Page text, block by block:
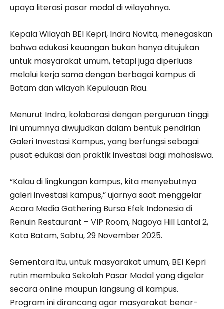
upaya literasi pasar modal di wilayahnya.
Kepala Wilayah BEI Kepri, Indra Novita, menegaskan
bahwa edukasi keuangan bukan hanya ditujukan
untuk masyarakat umum, tetapi juga diperluas
melalui kerja sama dengan berbagai kampus di
Batam dan wilayah Kepulauan Riau.
Menurut Indra, kolaborasi dengan perguruan tinggi
ini umumnya diwujudkan dalam bentuk pendirian
Galeri Investasi Kampus, yang berfungsi sebagai
pusat edukasi dan praktik investasi bagi mahasiswa.
“Kalau di lingkungan kampus, kita menyebutnya
galeri investasi kampus,” ujarnya saat menggelar
Acara Media Gathering Bursa Efek Indonesia di
Renuin Restaurant – VIP Room, Nagoya Hill Lantai 2,
Kota Batam, Sabtu, 29 November 2025.
Sementara itu, untuk masyarakat umum, BEI Kepri
rutin membuka Sekolah Pasar Modal yang digelar
secara online maupun langsung di kampus.
Program ini dirancang agar masyarakat benar-